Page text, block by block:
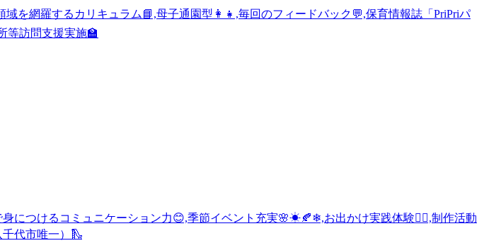
を網羅するカリキュラム📘,母子通園型👩‍👧,毎回のフィードバック💬,保育情報誌「PriPriパ
等訪問支援実施🏫
につけるコミュニケーション力😊,季節イベント充実🌸☀🍂❄,お出かけ実践体験🚶‍♂️,制作活動
代市唯一）🛝